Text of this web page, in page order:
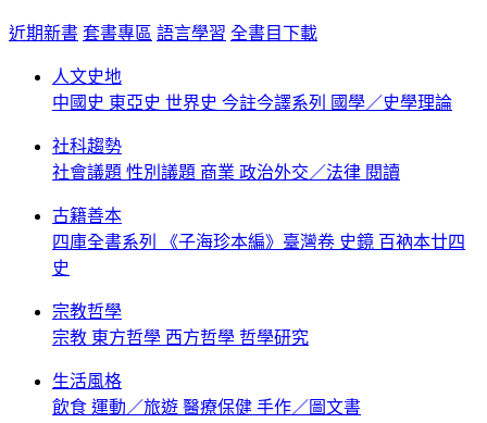
近期新書 套書專區 語言學習 全書目下載
人文史地
中國史 東亞史 世界史 今註今譯系列 國學／史學理論
社科趨勢
社會議題 性別議題 商業 政治外交／法律 閱讀
古籍善本
四庫全書系列
《子海珍本編》臺灣卷 史鏡 百衲本廿四
史
宗教哲學
宗教 東方哲學 西方哲學 哲學研究
生活風格
飲食 運動／旅遊 醫療保健 手作／圖文書